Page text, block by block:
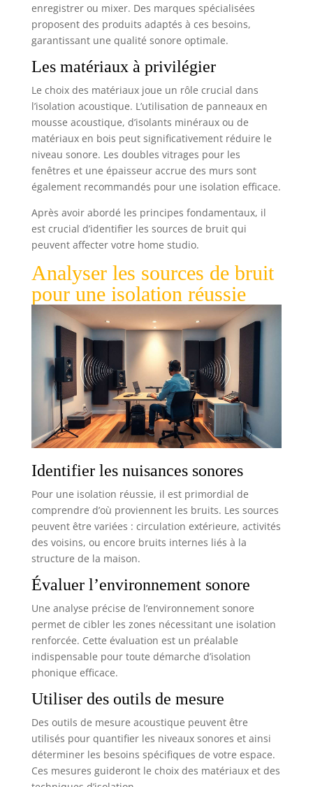
enregistrer ou mixer. Des marques spécialisées
proposent des produits adaptés à ces besoins,
garantissant une qualité sonore optimale.
Les matériaux à privilégier
Le choix des matériaux joue un rôle crucial dans
l’isolation acoustique. L’utilisation de panneaux en
mousse acoustique, d’isolants minéraux ou de
matériaux en bois peut significativement réduire le
niveau sonore. Les doubles vitrages pour les
fenêtres et une épaisseur accrue des murs sont
également recommandés pour une isolation efficace.
Après avoir abordé les principes fondamentaux, il
est crucial d’identifier les sources de bruit qui
peuvent affecter votre home studio.
Analyser les sources de bruit
pour une isolation réussie
Identifier les nuisances sonores
Pour une isolation réussie, il est primordial de
comprendre d’où proviennent les bruits. Les sources
peuvent être variées : circulation extérieure, activités
des voisins, ou encore bruits internes liés à la
structure de la maison.
Évaluer l’environnement sonore
Une analyse précise de l’environnement sonore
permet de cibler les zones nécessitant une isolation
renforcée. Cette évaluation est un préalable
indispensable pour toute démarche d’isolation
phonique efficace.
Utiliser des outils de mesure
Des outils de mesure acoustique peuvent être
utilisés pour quantifier les niveaux sonores et ainsi
déterminer les besoins spécifiques de votre espace.
Ces mesures guideront le choix des matériaux et des